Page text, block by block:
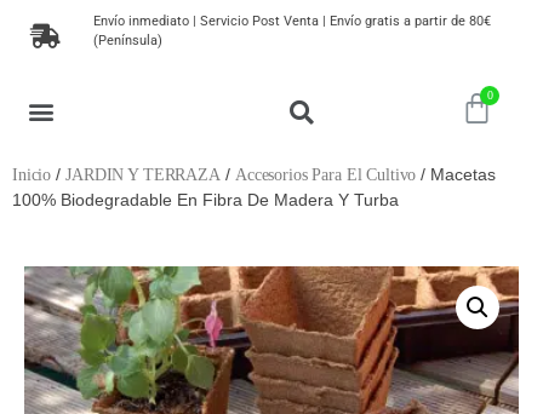
Envío inmediato | Servicio Post Venta | Envío gratis a partir de 80€
(Península)
Inicio /JARDIN Y TERRAZA / Accesorios Para El Cultivo / Macetas
100% Biodegradable En Fibra De Madera Y Turba